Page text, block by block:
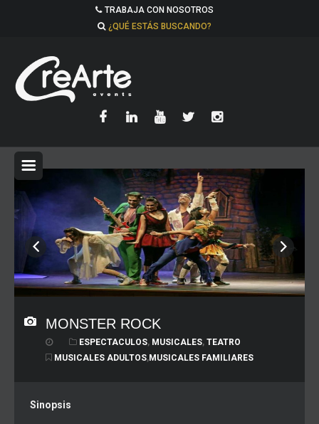
TRABAJA CON NOSOTROS
¿QUÉ ESTÁS BUSCANDO?
MONSTER ROCK
ESPECTACULOS, MUSICALES, TEATRO
MUSICALES ADULTOS,MUSICALES FAMILIARES
Sinopsis